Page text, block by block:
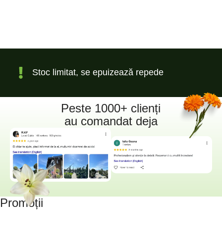
Stoc limitat, se epuizează repede
Peste 1000+ clienți
au comandat deja
Promoții